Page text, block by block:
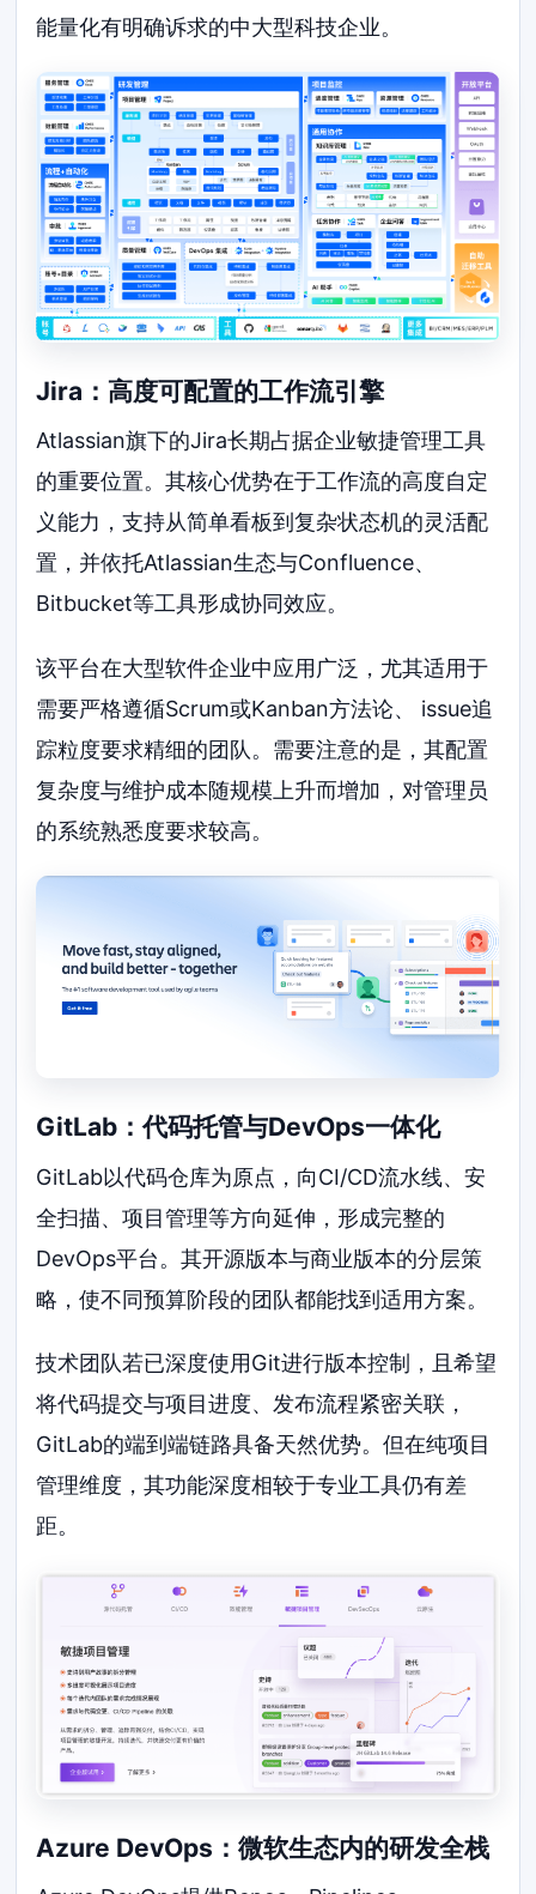
能量化有明确诉求的中大型科技企业。
Jira：高度可配置的工作流引擎
Atlassian旗下的Jira长期占据企业敏捷管理工具
的重要位置。其核心优势在于工作流的高度自定
义能力，支持从简单看板到复杂状态机的灵活配
置，并依托Atlassian生态与Confluence、
Bitbucket等工具形成协同效应。
该平台在大型软件企业中应用广泛，尤其适用于
需要严格遵循Scrum或Kanban方法论、 issue追
踪粒度要求精细的团队。需要注意的是，其配置
复杂度与维护成本随规模上升而增加，对管理员
的系统熟悉度要求较高。
GitLab：代码托管与DevOps一体化
GitLab以代码仓库为原点，向CI/CD流水线、安
全扫描、项目管理等方向延伸，形成完整的
DevOps平台。其开源版本与商业版本的分层策
略，使不同预算阶段的团队都能找到适用方案。
技术团队若已深度使用Git进行版本控制，且希望
将代码提交与项目进度、发布流程紧密关联，
GitLab的端到端链路具备天然优势。但在纯项目
管理维度，其功能深度相较于专业工具仍有差
距。
Azure DevOps：微软生态内的研发全栈